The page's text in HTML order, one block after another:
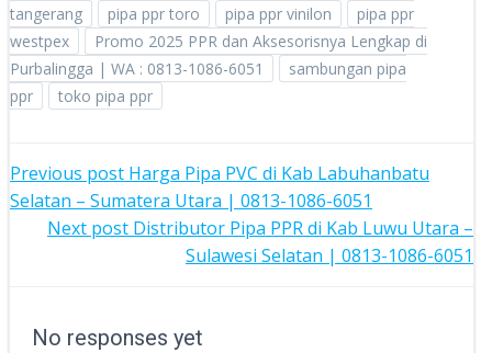
tangerang
pipa ppr toro pipa ppr vinilon
pipa ppr
westpex
Promo 2025 PPR dan Aksesorisnya Lengkap di
Purbalingga | WA : 0813-1086-6051
sambungan pipa
ppr
toko pipa ppr
POST
NAVIGATION
Previous post Harga Pipa PVC di Kab Labuhanbatu
Selatan – Sumatera Utara | 0813-1086-6051
POST
Next post Distributor Pipa PPR di Kab Luwu Utara –
Sulawesi Selatan | 0813-1086-6051
No responses yet